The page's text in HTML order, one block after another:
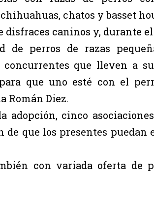
chatos y basset
disfraces caninos y, durante
de perros de razas
que lleven a
que uno esté con el
Román Diez.
adopción, cinco
que los presentes puedan
con variada oferta de